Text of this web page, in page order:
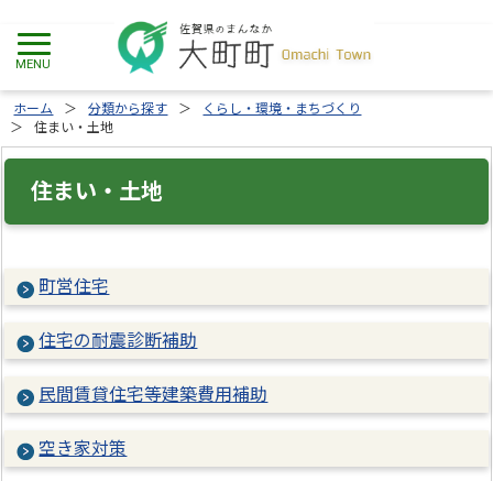
ホーム 分類から探す
くらし・環境・まちづくり
住まい・土地
住まい・土地
町営住宅
住宅の耐震診断補助
民間賃貸住宅等建築費用補助
空き家対策